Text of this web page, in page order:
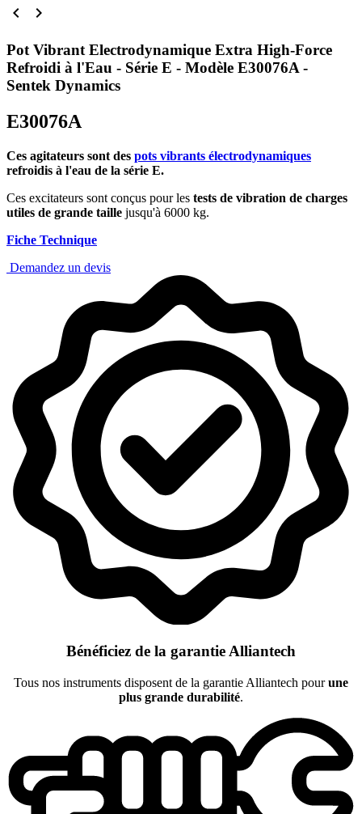
 
Pot Vibrant Electrodynamique Extra High-Force
Refroidi à l'Eau - Série E - Modèle E30076A -
Sentek Dynamics
E30076A
Ces agitateurs sont des pots vibrants électrodynamiques
refroidis à l'eau de la série E.
Ces excitateurs sont conçus pour les tests de vibration de charges
utiles de grande taille jusqu'à 6000 kg.
Fiche Technique
Demandez un devis
Bénéficiez de la garantie Alliantech
Tous nos instruments disposent de la garantie Alliantech pourune
plus grande durabilité.